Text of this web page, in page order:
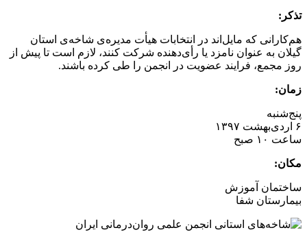
تذکر:
هم‌کارانی که مایل‌اند در انتخابات هیأت مدیره‌ی شاخه‌ی استان
گیلان به عنوان نامزد یا رأی‌دهنده شرکت کنند، لازم است تا پیش از
روز مجمع، فرایند عضویت در انجمن را طی کرده باشند.
زمان:
پنج‌شنبه
۶ اردی‌بهشت ۱۳۹۷
ساعت ۱۰ صبح
مکان:
ساختمان آموزش
بیمارستان شفا